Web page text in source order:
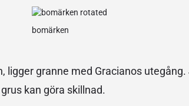
bomärken
ligger granne med Gracianos
kan göra skillnad.